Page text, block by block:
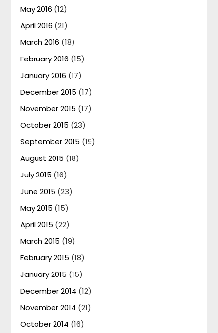
May 2016 (12)
April 2016 (21)
March 2016 (18)
February 2016 (15)
January 2016 (17)
December 2015 (17)
November 2015 (17)
October 2015 (23)
September 2015 (19)
August 2015 (18)
July 2015 (16)
June 2015 (23)
May 2015 (15)
April 2015 (22)
March 2015 (19)
February 2015 (18)
January 2015 (15)
December 2014 (12)
November 2014 (21)
October 2014 (16)